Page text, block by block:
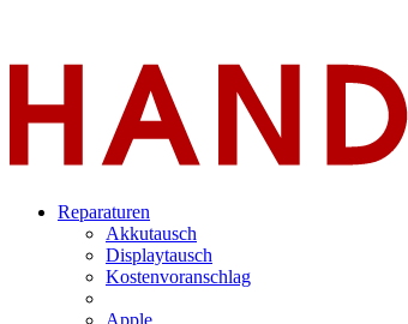
Reparaturen
Akkutausch
Displaytausch
Kostenvoranschlag